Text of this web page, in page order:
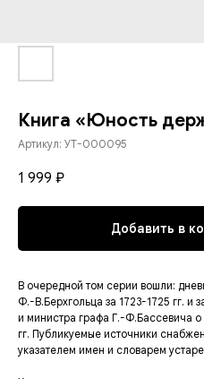
Книга «Юность
Артикул: УТ-000095
1 999 ₽
Добавить в
В очередной том серии вошли:
Ф.-В.Берхгольца за 1723-1725 гг. и
и министра графа Г.-Ф.Бассевича о
гг. Публикуемые источники
указателем имен и словарем